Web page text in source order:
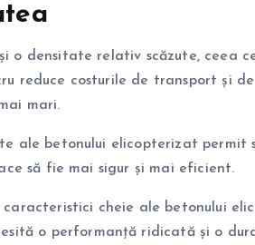
o densitate relativ scăzute, ceea
reduce costurile de transport și
mari.
ale betonului elicopterizat permit
să fie mai sigur și mai eficient.
caracteristici cheie ale betonului
o performanță ridicată și o